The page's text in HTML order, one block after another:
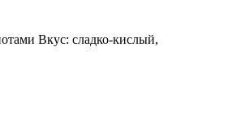
Вкус: сладко-кислый,